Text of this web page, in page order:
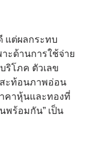
แต่ผลกระทบ
ะด้านการใช้จ่าย
ริโภค ตัวเลข
ะท้อนภาพอ่อน
คาหุ้นและทองที่
พร้อมกัน” เป็น